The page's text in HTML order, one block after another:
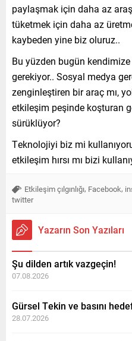
paylaşmak için daha az
tüketmek için daha az
kaybeden yine biz oluruz..
Bu yüzden bugün
gerekiyor.. Sosyal medya
zenginleştiren bir araç mı,
etkileşim peşinde koşturan
sürüklüyor?
Teknolojiyi biz mi
etkileşim hırsı mı bizi
Etkileşim çılgınlığı, Facebook,
twitter
Yazarın Son Yazıları
Şu dilden artık vazgeçin!
07.08.2026
Gürsel Tekin ve basını
28.07.2026